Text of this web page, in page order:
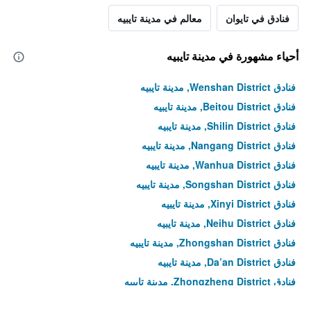
فنادق في تايوان معالم في مدينة تايبيه
أحياء مشهورة في مدينة تايبيه
فنادق Wenshan District, مدينة تايبيه
فنادق Beitou District, مدينة تايبيه
فنادق Shilin District, مدينة تايبيه
فنادق Nangang District, مدينة تايبيه
فنادق Wanhua District, مدينة تايبيه
فنادق Songshan District, مدينة تايبيه
فنادق Xinyi District, مدينة تايبيه
فنادق Neihu District, مدينة تايبيه
فنادق Zhongshan District, مدينة تايبيه
فنادق Da’an District, مدينة تايبيه
فنادق Zhongzheng District, مدينة تايبيه